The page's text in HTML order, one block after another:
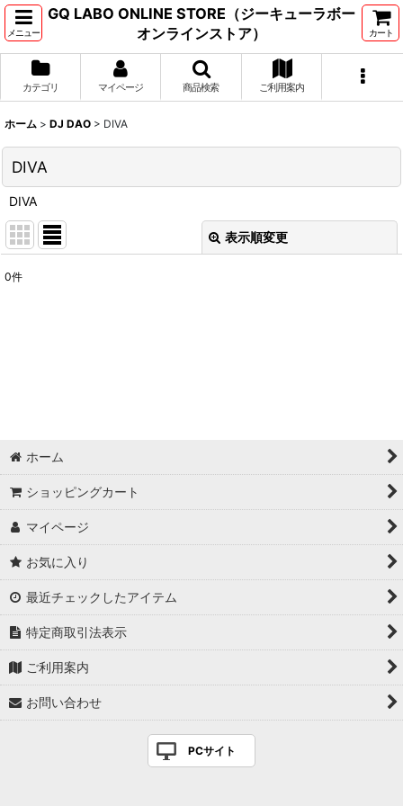
メニュー
GQ LABO ONLINE STORE（ジーキューラボー
オンラインストア）
カート
カテゴリ マイページ 商品検索 ご利用案内
ホーム > DJ DAO > DIVA
DIVA
DIVA
表示順変更
0件
ホーム
ショッピングカート
マイページ
お気に入り
最近チェックしたアイテム
特定商取引法表示
ご利用案内
お問い合わせ
PCサイト